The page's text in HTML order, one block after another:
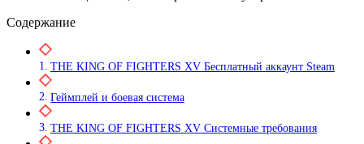
Содержание
THE KING OF FIGHTERS XV Бесплатный аккаунт Steam
Геймплей и боевая система
THE KING OF FIGHTERS XV Системные требования